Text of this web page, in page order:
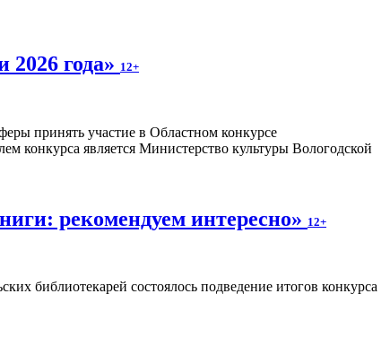
года» 12+
принять участие в Областном конкурсе
конкурса является Министерство культуры Вологодской
рекомендуем интересно» 12+
библиотекарей состоялось подведение итогов конкурса